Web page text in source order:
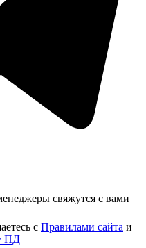
свяжутся с вами
с Правилами сайта и
ПД